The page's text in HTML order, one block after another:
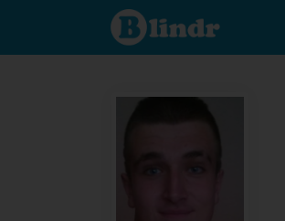
Petoo_225
- On hľadá
niekoho
Zámky